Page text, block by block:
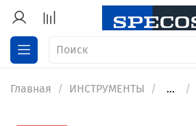
Главная ИНСТРУМЕНТЫ ...